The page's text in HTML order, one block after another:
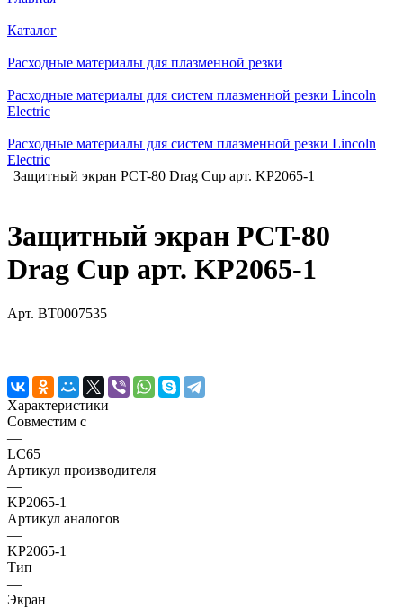
Каталог
Расходные материалы для плазменной резки
Расходные материалы для систем плазменной резки Lincoln
Electric
Расходные материалы для систем плазменной резки Lincoln
Electric
Защитный экран PCT-80 Drag Cup арт. KP2065-1
Защитный экран PCT-80
Drag Cup арт. KP2065-1
Арт. BT0007535
Характеристики
Совместим с
—
LC65
Артикул производителя
—
KP2065-1
Артикул аналогов
—
KP2065-1
Тип
—
Экран